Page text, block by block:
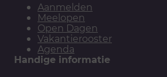
Aanmelden
Meelopen
Open Dagen
Vakantierooster
Agenda
Handige informatie